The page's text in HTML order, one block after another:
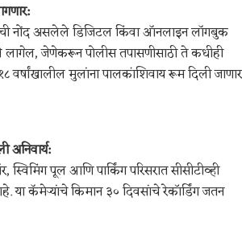
असलेले डिजिटल किंवा ऑनलाइन लॉगबुक
लागेल, जेणेकरून पोलीस तपासणीसाठी ते कधीही
मुलांना पालकांशिवाय रूम दिली जाणार
अनिवार्य:
स्विमिंग पूल आणि पार्किंग परिसरात सीसीटीव्ही
कॅमेऱ्यांचे किमान ३० दिवसांचे रेकॉर्डिंग जतन